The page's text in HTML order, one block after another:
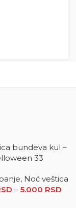
od 3.200 RSD
RSD
bundeva kul –
33
Noć veštica
– 5.000 RSD